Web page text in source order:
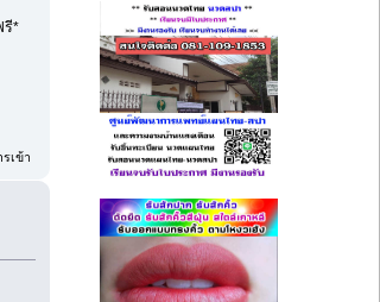
รี*
เข้า